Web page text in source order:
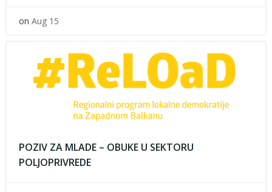
on Aug 15
POZIV ZA MLADE – OBUKE U SEKTORU
POLJOPRIVREDE